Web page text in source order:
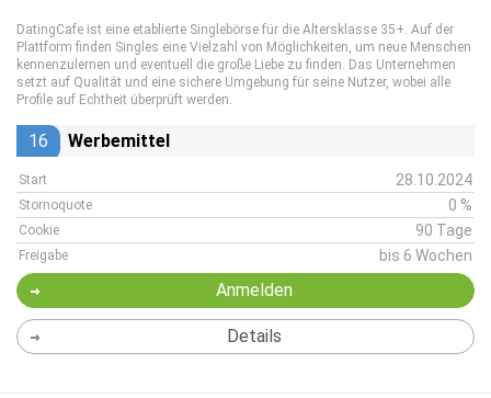
DatingCafe ist eine etablierte Singlebörse für die Altersklasse 35+. Auf der
Plattform finden Singles eine Vielzahl von Möglichkeiten, um neue Menschen
kennenzulernen und eventuell die große Liebe zu finden. Das Unternehmen
setzt auf Qualität und eine sichere Umgebung für seine Nutzer, wobei alle
Profile auf Echtheit überprüft werden.
16 Werbemittel
Start 28.10.2024
Stornoquote 0 %
Cookie 90 Tage
Freigabe bis 6 Wochen
Anmelden
Details